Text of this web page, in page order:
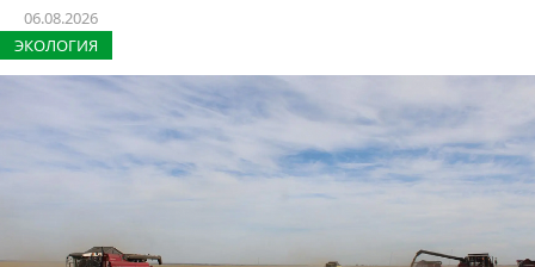
06.08.2026
ЭКОЛОГИЯ